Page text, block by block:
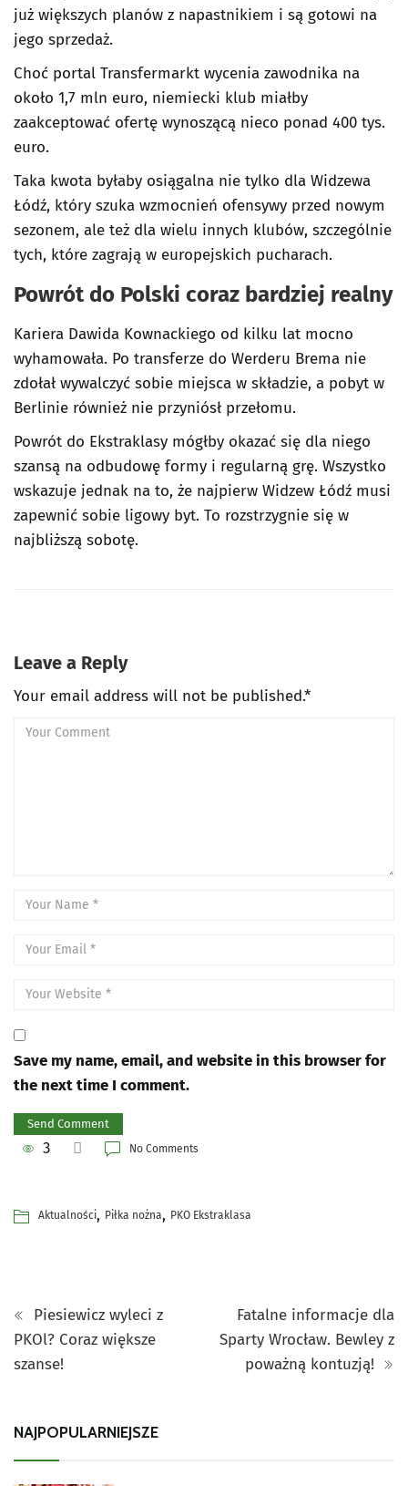
już większych planów z napastnikiem i są gotowi na
jego sprzedaż.
Choć portal Transfermarkt wycenia zawodnika na
około 1,7 mln euro, niemiecki klub miałby
zaakceptować ofertę wynoszącą nieco ponad 400 tys.
euro.
Taka kwota byłaby osiągalna nie tylko dla Widzewa
Łódź, który szuka wzmocnień ofensywy przed nowym
sezonem, ale też dla wielu innych klubów, szczególnie
tych, które zagrają w europejskich pucharach.
Powrót do Polski coraz bardziej realny
Kariera Dawida Kownackiego od kilku lat mocno
wyhamowała. Po transferze do Werderu Brema nie
zdołał wywalczyć sobie miejsca w składzie, a pobyt w
Berlinie również nie przyniósł przełomu.
Powrót do Ekstraklasy mógłby okazać się dla niego
szansą na odbudowę formy i regularną grę. Wszystko
wskazuje jednak na to, że najpierw Widzew Łódź musi
zapewnić sobie ligowy byt. To rozstrzygnie się w
najbliższą sobotę.
Leave a Reply
Your email address will not be published.*
Save my name, email, and website in this browser for
the next time I comment.
3 No Comments
Aktualności, Piłka nożna, PKO Ekstraklasa
Piesiewicz wyleci z
PKOl? Coraz większe
szanse!
Fatalne informacje dla
Sparty Wrocław. Bewley z
poważną kontuzją!
NAJPOPULARNIEJSZE